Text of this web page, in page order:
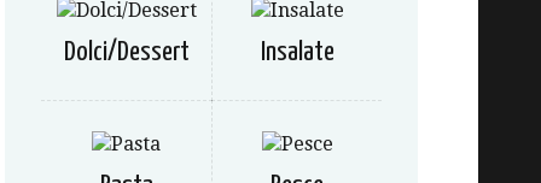
Dolci/Dessert Insalate